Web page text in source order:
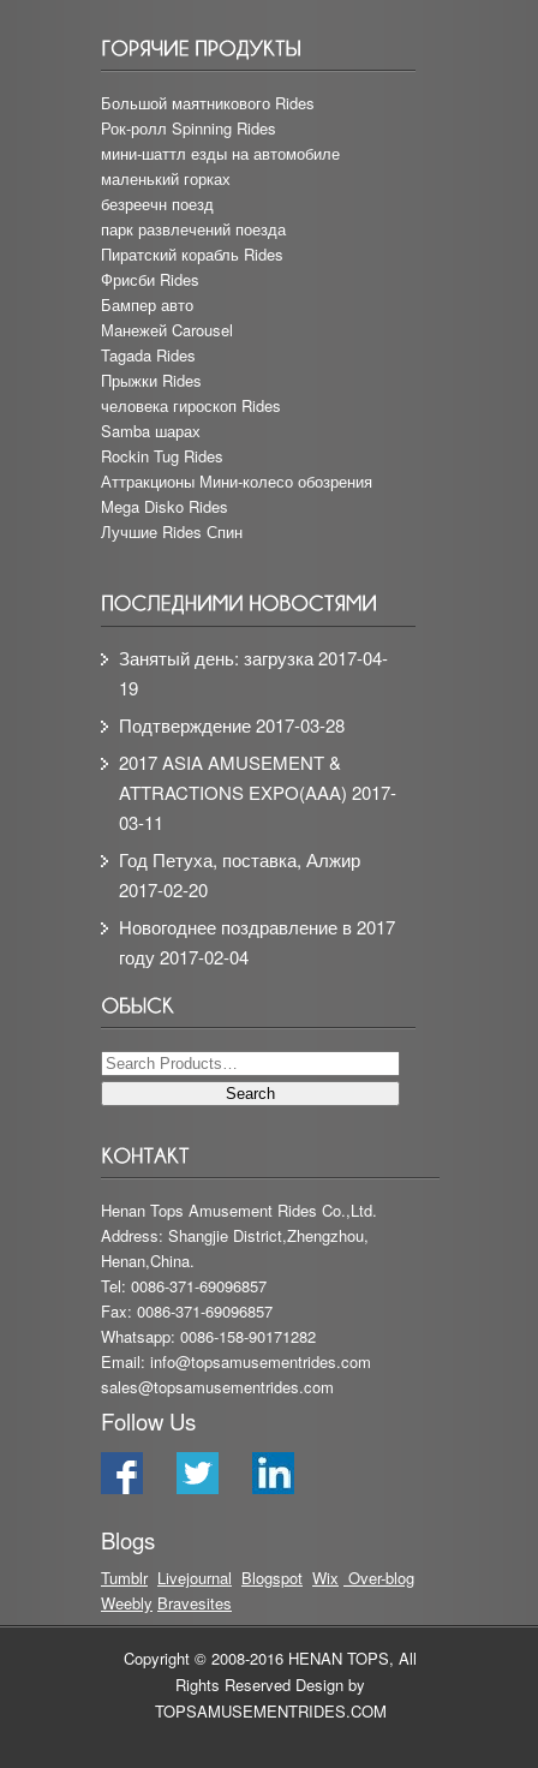
Большой маятникового Rides
Рок-ролл Spinning Rides
мини-шаттл езды на автомобиле
маленький горках
безреечн поезд
парк развлечений поезда
Пиратский корабль Rides
Фрисби Rides
Бампер авто
Манежей Carousel
Tagada Rides
Прыжки Rides
человека гироскоп Rides
Samba шарах
Rockin Tug Rides
Аттракционы Мини-колесо обозрения
Mega Disko Rides
Лучшие Rides Спин
Занятый день: загрузка2017-04-
19
Подтверждение2017-03-28
2017 ASIA AMUSEMENT &
ATTRACTIONS EXPO(AAA) 2017-
03-11
Год Петуха, поставка, Алжир
2017-02-20
Новогоднее поздравление в 2017
году2017-02-04
Henan Tops Amusement Rides Co.,Ltd.
Address: Shangjie District,Zhengzhou,
Henan,China.
Tel: 0086-371-69096857
Fax: 0086-371-69096857
Whatsapp: 0086-158-90171282
Email: info@topsamusementrides.com
sales@topsamusementrides.com
Follow Us
Blogs
Tumblr Livejournal Blogspot Wix Over-blog
Weebly Bravesites
Copyright © 2008-2016 HENAN TOPS, All
Rights Reserved Design by
TOPSAMUSEMENTRIDES.COM